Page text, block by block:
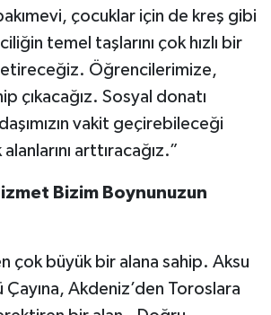
çocuklar için de kreş gibi
temel taşlarını çok hızlı bir
Öğrencilerimize,
çıkacağız. Sosyal donatı
vakit geçirebileceği
arttıracağız.”
Bizim Boynunuzun
çok büyük bir alana sahip. Aksu
Çayına, Akdeniz’den Toroslara